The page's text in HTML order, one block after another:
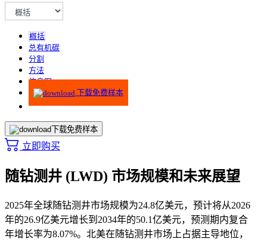
概括
总有机碳
分割
方法
信息图
下载免费样本
下载免费样本
立即购买
随钻测井 (LWD) 市场规模和未来展望
2025年全球随钻测井市场规模为24.8亿美元，预计将从2026
年的26.9亿美元增长到2034年的50.1亿美元，预测期内复合
年增长率为8.07%。北美在随钻测井市场上占据主导地位，